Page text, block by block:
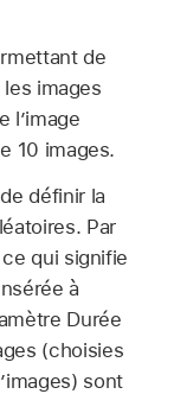
de
images
l’image
10 images.
définir la
Par
qui signifie
à
Durée
(choisies
sont